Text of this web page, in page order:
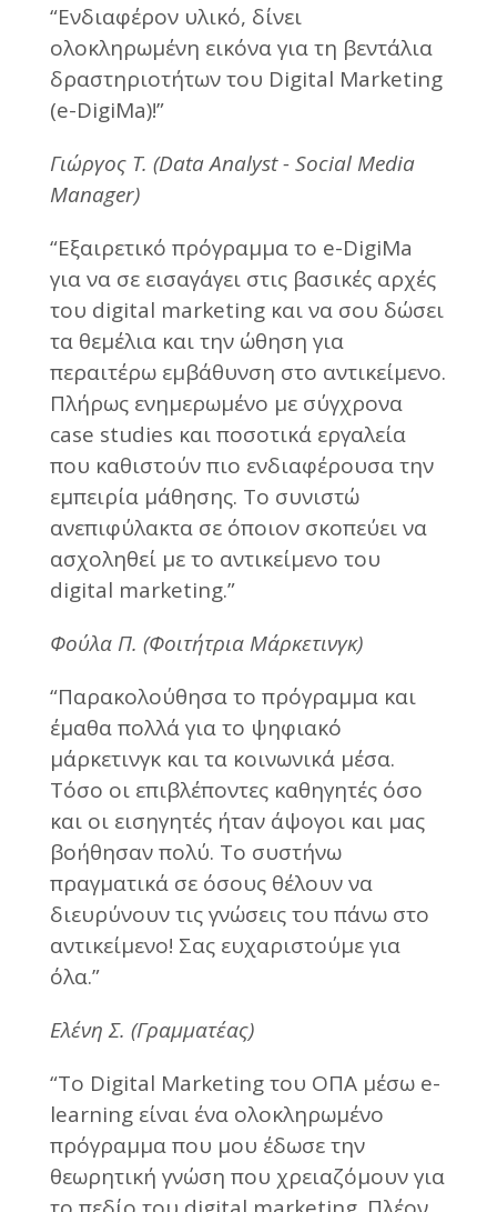
“Ενδιαφέρον υλικό, δίνει
ολοκληρωμένη εικόνα για τη βεντάλια
δραστηριοτήτων του Digital Marketing
(e-DigiMa)!”
Γιώργος Τ. (Data Analyst - Social Media
Manager)
“Εξαιρετικό πρόγραμμα το e-DigiMa
για να σε εισαγάγει στις βασικές αρχές
του digital marketing και να σου δώσει
τα θεμέλια και την ώθηση για
περαιτέρω εμβάθυνση στο αντικείμενο.
Πλήρως ενημερωμένο με σύγχρονα
case studies και ποσοτικά εργαλεία
που καθιστούν πιο ενδιαφέρουσα την
εμπειρία μάθησης. Το συνιστώ
ανεπιφύλακτα σε όποιον σκοπεύει να
ασχοληθεί με το αντικείμενο του
digital marketing.”
Φούλα Π. (Φοιτήτρια Μάρκετινγκ)
“Παρακολούθησα το πρόγραμμα και
έμαθα πολλά για το ψηφιακό
μάρκετινγκ και τα κοινωνικά μέσα.
Τόσο οι επιβλέποντες καθηγητές όσο
και οι εισηγητές ήταν άψογοι και μας
βοήθησαν πολύ. Το συστήνω
πραγματικά σε όσους θέλουν να
διευρύνουν τις γνώσεις του πάνω στο
αντικείμενο! Σας ευχαριστούμε για
όλα.”
Ελένη Σ. (Γραμματέας)
“Το Digital Marketing του OΠΑ μέσω e-
learning είναι ένα ολοκληρωμένο
πρόγραμμα που μου έδωσε την
θεωρητική γνώση που χρειαζόμουν για